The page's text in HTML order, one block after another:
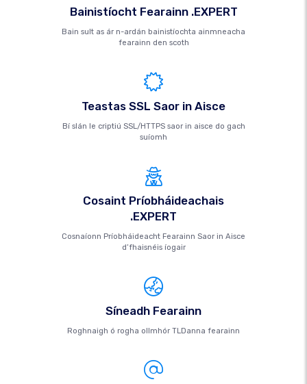
Bainistíocht Fearainn .EXPERT
Bain sult as ár n-ardán bainistíochta ainmneacha
fearainn den scoth
Teastas SSL Saor in Aisce
Bí slán le criptiú SSL/HTTPS saor in aisce do gach
suíomh
Cosaint Príobháideachais
.EXPERT
Cosnaíonn Príobháideacht Fearainn Saor in Aisce
d’fhaisnéis íogair
Síneadh Fearainn
Roghnaigh ó rogha ollmhór TLDanna fearainn